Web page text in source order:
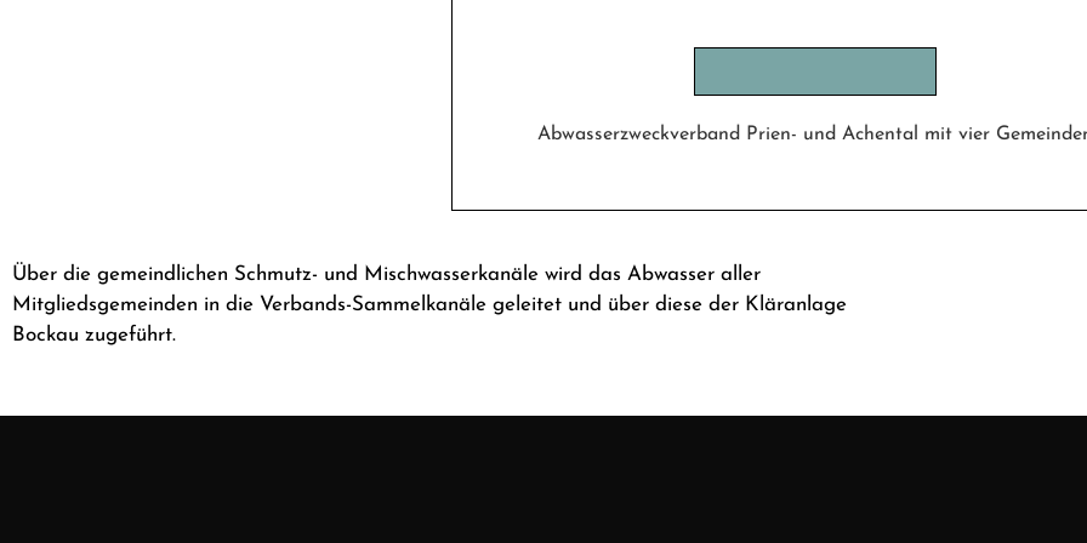
Abwasserzweckverband Prien- und Achental mit vier
Über die gemeindlichen Schmutz- und Mischwasserkanäle wird das Abwasser aller
Mitgliedsgemeinden in die Verbands-Sammelkanäle geleitet und über diese der Kläranlage
Bockau zugeführt.